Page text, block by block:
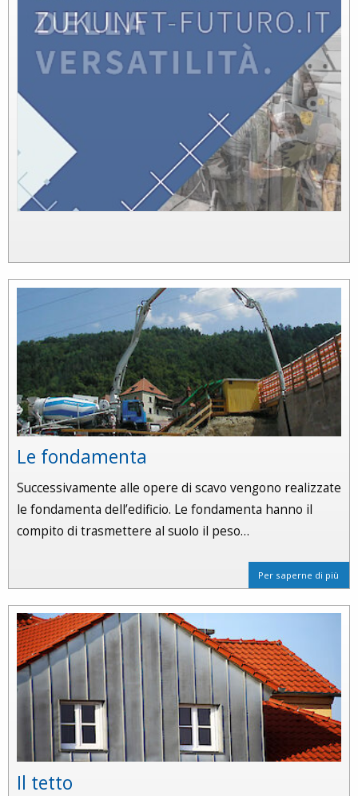
Le fondamenta
Successivamente alle opere di scavo vengono realizzate
le fondamenta dell’edificio. Le fondamenta hanno il
compito di trasmettere al suolo il peso…
Per saperne di più
Il tetto